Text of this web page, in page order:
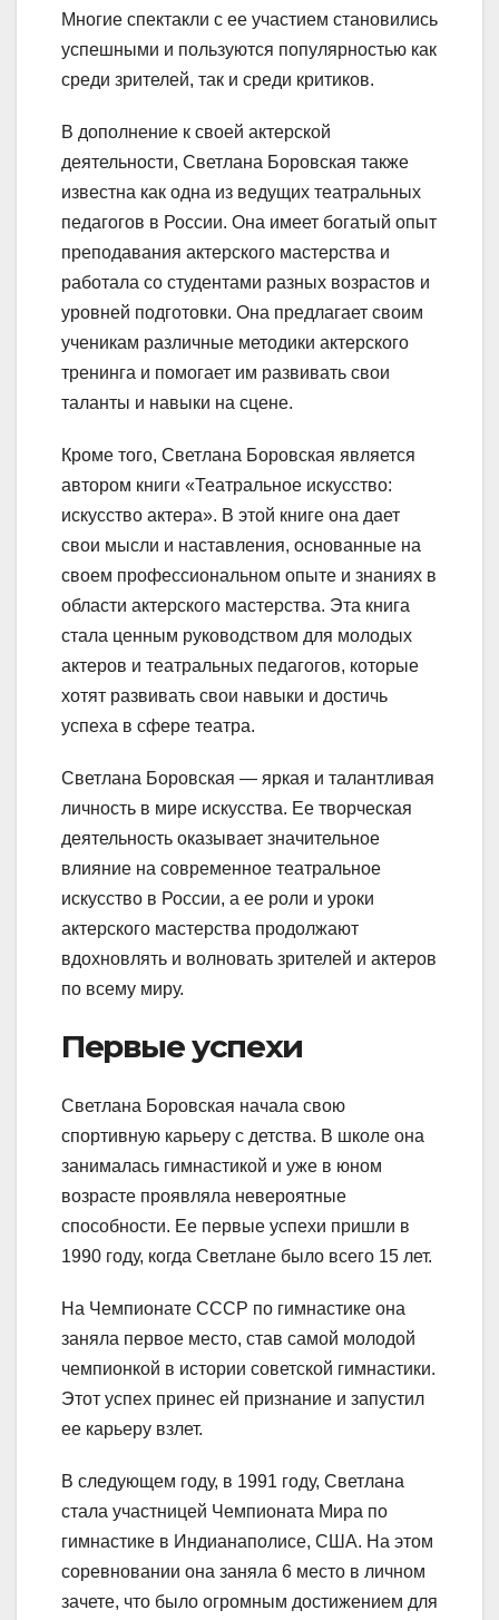
Многие спектакли с ее участием становились
успешными и пользуются популярностью как
среди зрителей, так и среди критиков.
В дополнение к своей актерской
деятельности, Светлана Боровская также
известна как одна из ведущих театральных
педагогов в России. Она имеет богатый опыт
преподавания актерского мастерства и
работала со студентами разных возрастов и
уровней подготовки. Она предлагает своим
ученикам различные методики актерского
тренинга и помогает им развивать свои
таланты и навыки на сцене.
Кроме того, Светлана Боровская является
автором книги «Театральное искусство:
искусство актера». В этой книге она дает
свои мысли и наставления, основанные на
своем профессиональном опыте и знаниях в
области актерского мастерства. Эта книга
стала ценным руководством для молодых
актеров и театральных педагогов, которые
хотят развивать свои навыки и достичь
успеха в сфере театра.
Светлана Боровская — яркая и талантливая
личность в мире искусства. Ее творческая
деятельность оказывает значительное
влияние на современное театральное
искусство в России, а ее роли и уроки
актерского мастерства продолжают
вдохновлять и волновать зрителей и актеров
по всему миру.
Первые успехи
Светлана Боровская начала свою
спортивную карьеру с детства. В школе она
занималась гимнастикой и уже в юном
возрасте проявляла невероятные
способности. Ее первые успехи пришли в
1990 году, когда Светлане было всего 15 лет.
На Чемпионате СССР по гимнастике она
заняла первое место, став самой молодой
чемпионкой в истории советской гимнастики.
Этот успех принес ей признание и запустил
ее карьеру взлет.
В следующем году, в 1991 году, Светлана
стала участницей Чемпионата Мира по
гимнастике в Индианаполисе, США. На этом
соревновании она заняла 6 место в личном
зачете, что было огромным достижением для